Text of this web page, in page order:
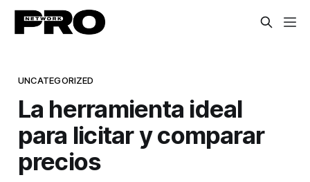
UNCATEGORIZED
La herramienta ideal
para licitar y comparar
precios